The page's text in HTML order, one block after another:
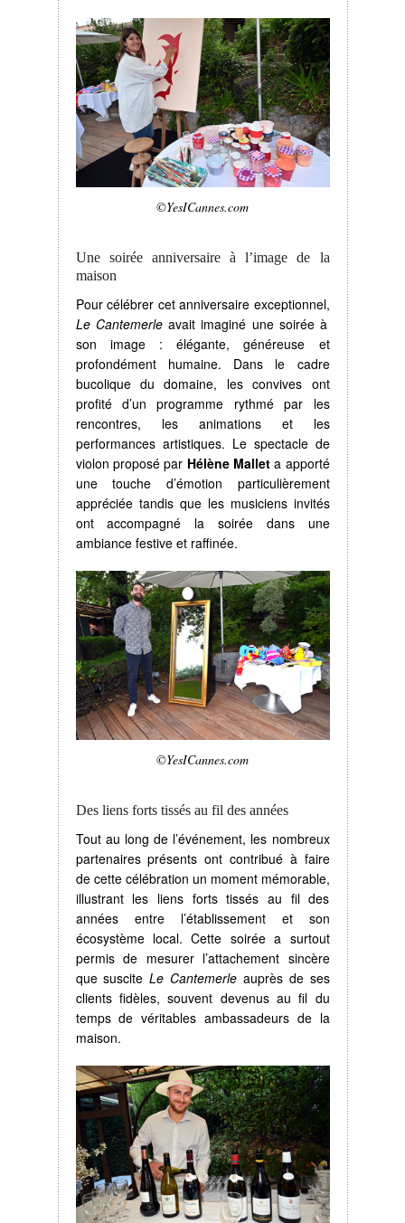
©YesICannes.com
Une soirée anniversaire à l’image de la
maison
Pour célébrer cet anniversaire exceptionnel,
Le Cantemerleavait imaginé une soirée à
son image : élégante, généreuse et
profondément humaine. Dans le cadre
bucolique du domaine, les convives ont
profité d’un programme rythmé par les
rencontres, les animations et les
performances artistiques. Le spectacle de
violon proposé par Hélène Malleta apporté
une touche d’émotion particulièrement
appréciée tandis que les musiciens invités
ont accompagné la soirée dans une
ambiance festive et raffinée.
©YesICannes.com
Des liens forts tissés au fil des années
Tout au long de l’événement, les nombreux
partenaires présents ont contribué à faire
de cette célébration un moment mémorable,
illustrant les liens forts tissés au fil des
années entre l’établissement et son
écosystème local. Cette soirée a surtout
permis de mesurer l’attachement sincère
que susciteLe Cantemerle auprès de ses
clients fidèles, souvent devenus au fil du
temps de véritables ambassadeurs de la
maison.